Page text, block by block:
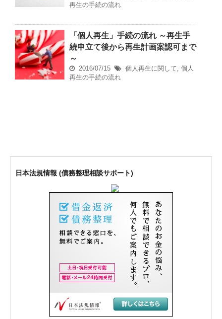
再生の手続の流れ
「個人再生」手続の流れ ～再生手
続申立て後から再生計画案認可まで
～
2016/07/15 個人再生に関して, 個人
再生の手続の流れ
日本法規情報 (債務整理相談サポート)